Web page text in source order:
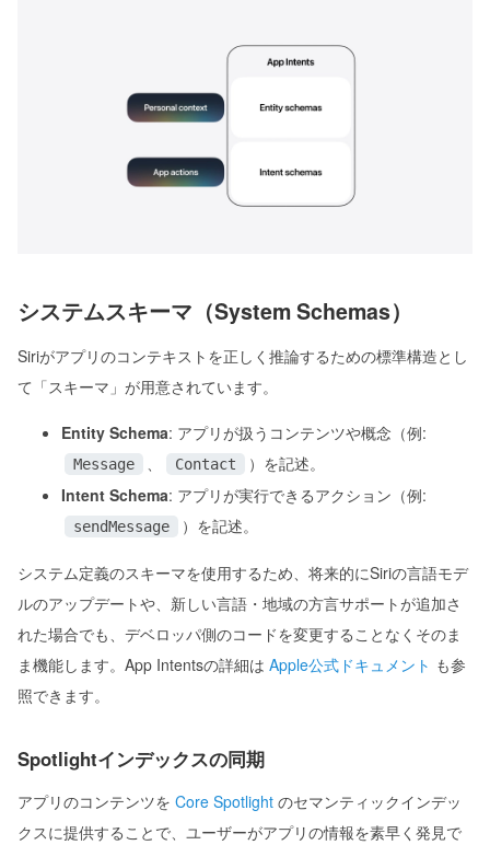
システムスキーマ（System Schemas）
Siriがアプリのコンテキストを正しく推論するための標準構造とし
て「スキーマ」が用意されています。
Entity Schema: アプリが扱うコンテンツや概念（例:
Message Contact
）を記述。
Intent Schema: アプリが実行できるアクション（例:
sendMessage ）を記述。
システム定義のスキーマを使用するため、将来的にSiriの言語モデ
ルのアップデートや、新しい言語・地域の方言サポートが追加さ
れた場合でも、デベロッパ側のコードを変更することなくそのま
ま機能します。App Intentsの詳細は Apple公式ドキュメント も参
照できます。
Spotlightインデックスの同期
アプリのコンテンツを Core Spotlight のセマンティックインデッ
クスに提供することで、ユーザーがアプリの情報を素早く発見で